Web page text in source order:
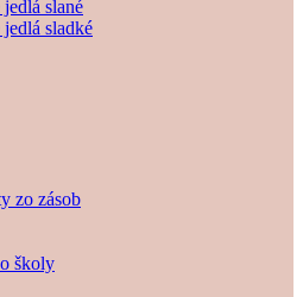
slané
jedlá sladké
zo zásob
školy